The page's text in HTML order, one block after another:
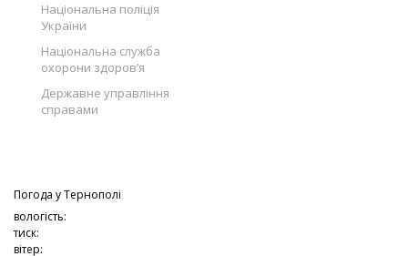
Національна поліція
України
Національна служба
охорони здоров’я
Державне управління
справами
Погода уТернополі
вологість:
тиск:
вітер: